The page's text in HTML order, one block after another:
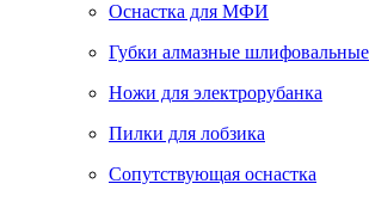
Оснастка для МФИ
Губки алмазные шлифовальные
Ножи для электрорубанка
Пилки для лобзика
Сопутствующая оснастка